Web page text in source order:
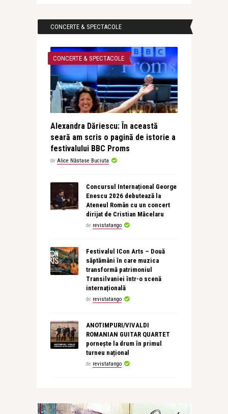
CONCERTE & SPECTACOLE
CONCERTE & SPECTACOLE
Alexandra Dăriescu: În această
seară am scris o pagină de istorie a
festivalului BBC Proms
de Alice Năstase Buciuta
Concursul Internațional George
Enescu 2026 debutează la
Ateneul Român cu un concert
dirijat de Cristian Măcelaru
de revistatango
Festivalul ICon Arts – Două
săptămâni în care muzica
transformă patrimoniul
Transilvaniei într-o scenă
internațională
de revistatango
ANOTIMPURI/VIVALDI
ROMANIAN GUITAR QUARTET
pornește la drum în primul
turneu național
de revistatango